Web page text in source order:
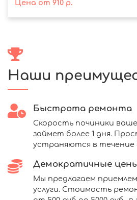
Цена от 910р.
Наши
Быстрота ремонта
Скорость починики
займет более 1 дня.
устраняются в течение
Демократичные
Мы предлагаем
услуги. Стоимость